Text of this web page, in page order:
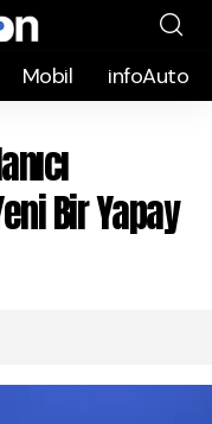
Mobil infoAuto
Bir Yapay